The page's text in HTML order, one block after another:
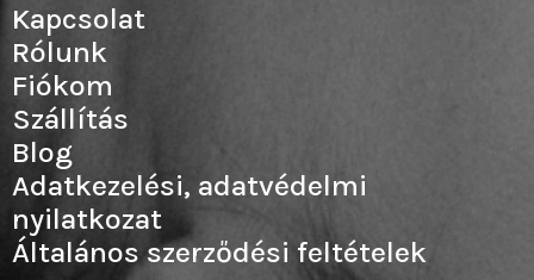
Kapcsolat
Rólunk
Fiókom
Szállítás
Blog
Adatkezelési, adatvédelmi
nyilatkozat
Általános szerződési feltételek